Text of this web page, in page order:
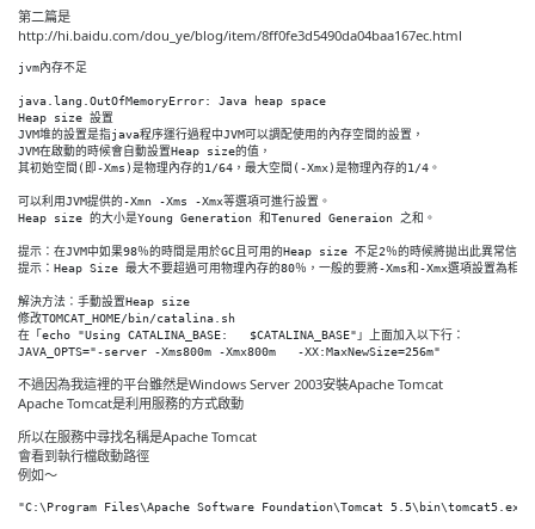
第二篇是
http://hi.baidu.com/dou_ye/blog/item/8ff0fe3d5490da04baa167ec.html
jvm內存不足
java.lang.OutOfMemoryError: Java heap space
Heap size 設置
JVM堆的設置是指java程序運行過程中JVM可以調配使用的內存空間的設置，
JVM在啟動的時候會自動設置Heap size的值，
其初始空間(即-Xms)是物理內存的1/64，最大空間(-Xmx)是物理內存的1/4。
可以利用JVM提供的-Xmn -Xms -Xmx等選項可進行設置。
Heap size 的大小是Young Generation 和Tenured Generaion 之和。
提示：在JVM中如果98％的時間是用於GC且可用的Heap size 不足2％的時候將拋出此異常信息
提示：Heap Size 最大不要超過可用物理內存的80％，一般的要將-Xms和-Xmx選項設置為相
解決方法：手動設置Heap size
修改TOMCAT_HOME/bin/catalina.sh
在「echo "Using CATALINA_BASE:   $CATALINA_BASE"」上面加入以下行：
不過因為我這裡的平台雖然是Windows Server 2003安裝Apache Tomcat
Apache Tomcat是利用服務的方式啟動
所以在服務中尋找名稱是Apache Tomcat
會看到執行檔啟動路徑
例如～